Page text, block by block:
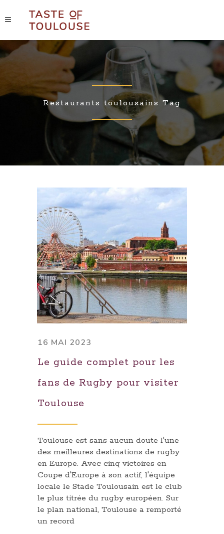
Restaurants toulousains Tag
16 MAI 2023
Le guide complet pour les
fans de Rugby pour visiter
Toulouse
Toulouse est sans aucun doute l'une
des meilleures destinations de rugby
en Europe. Avec cinq victoires en
Coupe d'Europe à son actif, l'équipe
locale le Stade Toulousain est le club
le plus titrée du rugby européen. Sur
le plan national, Toulouse a remporté
un record